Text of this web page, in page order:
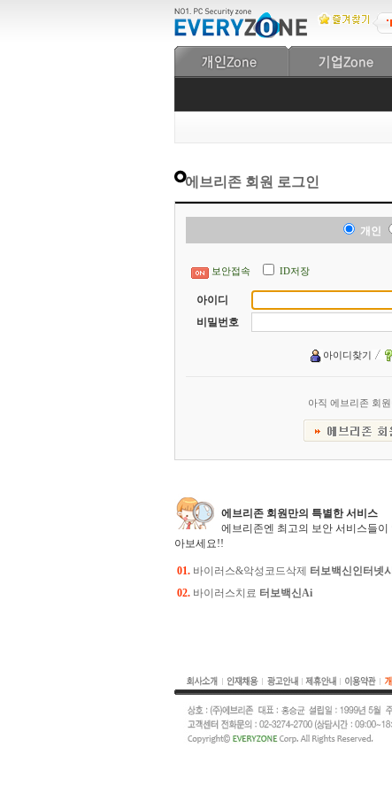
에브리존 회원 로그인
개인
보안접속 ID저장
아이디
비밀번호
아이디찾기
아직 에브리존 회
에브리존 회원만의 특별한 서비스
에브리존엔 최고의 보안 서비스들
아보세요!!
01. 바이러스&악성코드삭제 터보백신인터넷
02. 바이러스치료 터보백신Ai